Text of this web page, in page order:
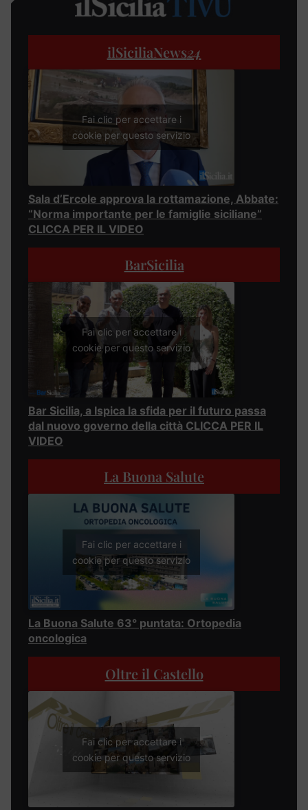
ilSiciliaNews24
Fai clic per accettare i
cookie per questo servizio
Sala d’Ercole approva la rottamazione, Abbate:
“Norma importante per le famiglie siciliane”
CLICCA PER IL VIDEO
BarSicilia
Fai clic per accettare i
cookie per questo servizio
Bar Sicilia, a Ispica la sfida per il futuro passa
dal nuovo governo della città CLICCA PER IL
VIDEO
La Buona Salute
Fai clic per accettare i
cookie per questo servizio
La Buona Salute 63° puntata: Ortopedia
oncologica
Oltre il Castello
Fai clic per accettare i
cookie per questo servizio